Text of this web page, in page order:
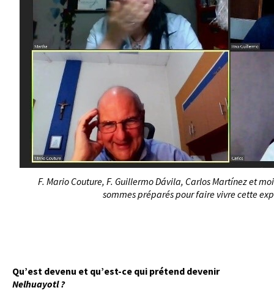
F. Mario Couture, F. Guillermo Dávila, Carlos Martínez et
sommes préparés pour faire vivre cette
Qu’est devenu et qu’est-ce qui prétend devenir
Nelhuayotl ?